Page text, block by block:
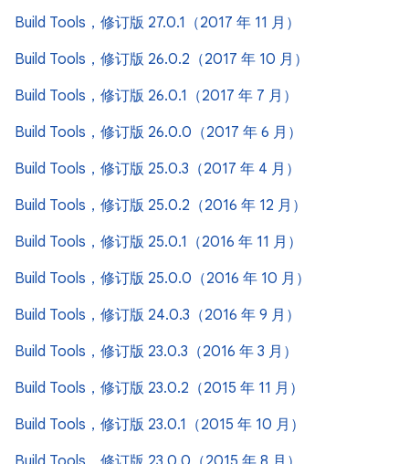
Build Tools，修订版 27.0.1（2017 年 11 月）
Build Tools，修订版 26.0.2（2017 年 10 月）
Build Tools，修订版 26.0.1（2017 年 7 月）
Build Tools，修订版 26.0.0（2017 年 6 月）
Build Tools，修订版 25.0.3（2017 年 4 月）
Build Tools，修订版 25.0.2（2016 年 12 月）
Build Tools，修订版 25.0.1（2016 年 11 月）
Build Tools，修订版 25.0.0（2016 年 10 月）
Build Tools，修订版 24.0.3（2016 年 9 月）
Build Tools，修订版 23.0.3（2016 年 3 月）
Build Tools，修订版 23.0.2（2015 年 11 月）
Build Tools，修订版 23.0.1（2015 年 10 月）